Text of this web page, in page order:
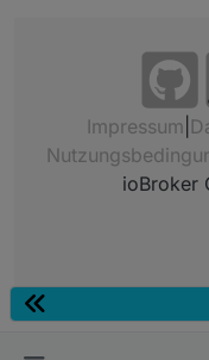
Impressum
ioBroker